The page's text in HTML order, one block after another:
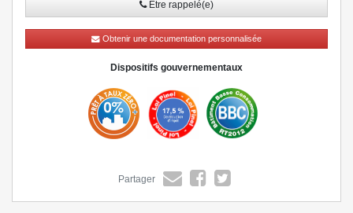
» Lire la suite
Être rappelé(e)
Obtenir une documentation personnalisée
Dispositifs gouvernementaux
Partager